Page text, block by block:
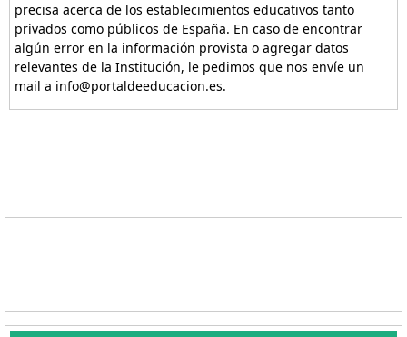
precisa acerca de los establecimientos educativos tanto
privados como públicos de España. En caso de encontrar
algún error en la información provista o agregar datos
relevantes de la Institución, le pedimos que nos envíe un
mail a info@portaldeeducacion.es.